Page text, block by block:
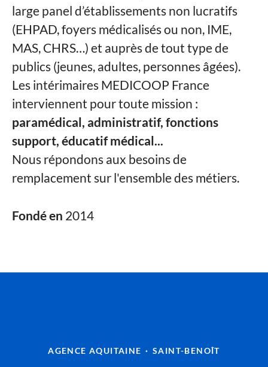
large panel d’établissements non lucratifs
(EHPAD, foyers médicalisés ou non, IME,
MAS, CHRS…) et auprès de tout type de
publics (jeunes, adultes, personnes âgées).
Les intérimaires MEDICOOP France
interviennent pour toute mission :
paramédical, administratif, fonctions
support, éducatif médical...
Nous répondons aux besoins de
remplacement sur l'ensemble des métiers.
Fondé en 2014
AGENCE AQUITAINE · SAINT-BENOÎT